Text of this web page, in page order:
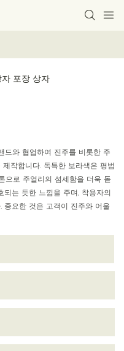
포장 상자
드와 협업하여 진주를 비롯한 주
작합니다. 독특한 보라색은 평범
으로 주얼리의 섬세함을 더욱 돋
는 듯한 느낌을 주며, 착용자의
중요한 것은 고객이 진주와 어울